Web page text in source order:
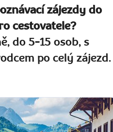
zájezdy do
cestovatele?
do 5-15 osob, s
po celý zájezd.